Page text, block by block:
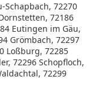
Schapbach, 72270
72186
Eutingen im Gäu,
Grömbach, 72297
Loßburg, 72285
72296 Schopfloch,
72299